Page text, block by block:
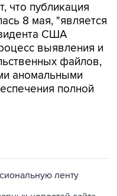
что публикация
8 мая, "является
США
выявления и
файлов,
аномальными
полной
ленту